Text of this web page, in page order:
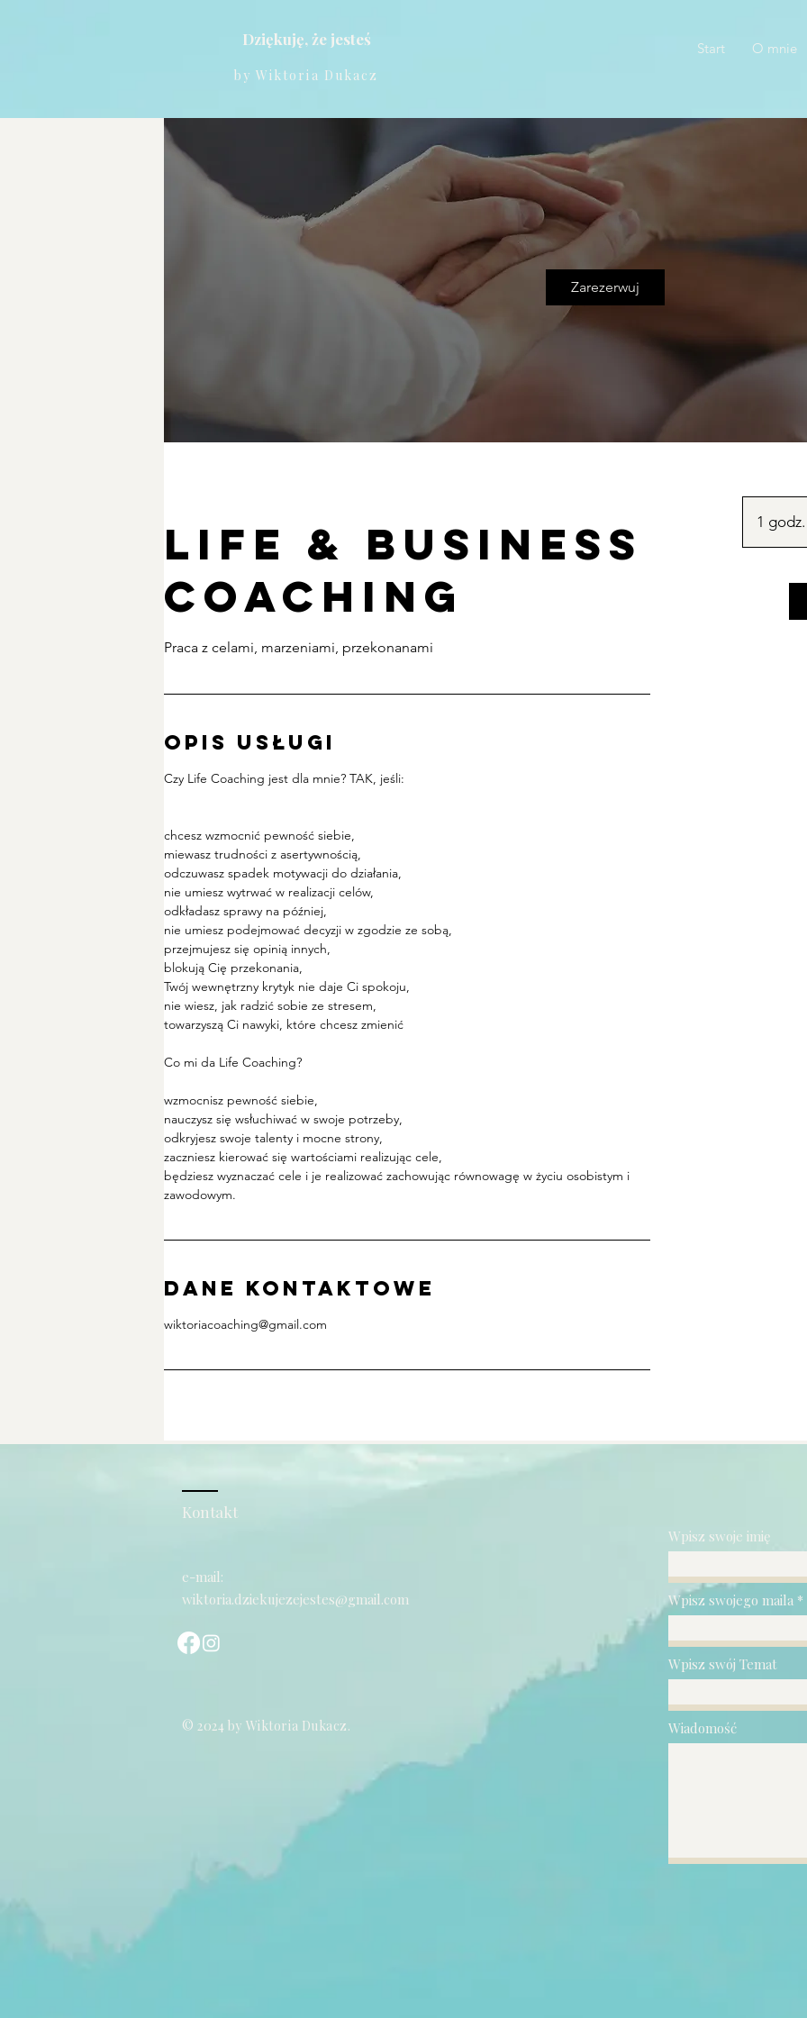
Dziękuję, że jesteś
by Wiktoria Dukacz
Start O mnie
Zarezerwuj
Life & business
coaching
Praca z celami, marzeniami, przekonanami
Opis usługi
Czy Life Coaching jest dla mnie? TAK, jeśli:
chcesz wzmocnić pewność siebie,
miewasz trudności z asertywnością,
odczuwasz spadek motywacji do działania,
nie umiesz wytrwać w realizacji celów,
odkładasz sprawy na później,
nie umiesz podejmować decyzji w zgodzie ze sobą,
przejmujesz się opinią innych,
blokują Cię przekonania,
Twój wewnętrzny krytyk nie daje Ci spokoju,
nie wiesz, jak radzić sobie ze stresem,
towarzyszą Ci nawyki, które chcesz zmienić
Co mi da Life Coaching?
wzmocnisz pewność siebie,
nauczysz się wsłuchiwać w swoje potrzeby,
odkryjesz swoje talenty i mocne strony,
zaczniesz kierować się wartościami realizując cele,
będziesz wyznaczać cele i je realizować zachowując równowagę w życiu osobistym i
zawodowym.
Dane kontaktowe
wiktoriacoaching@gmail.com
1 godz.
Kontakt
e-mail:
wiktoria.dziekujezejestes@gmail.com
© 2024 by Wiktoria Dukacz.
Wpisz swoje imię
Wpisz swojego maila
Wpisz swój Temat
Wiadomość